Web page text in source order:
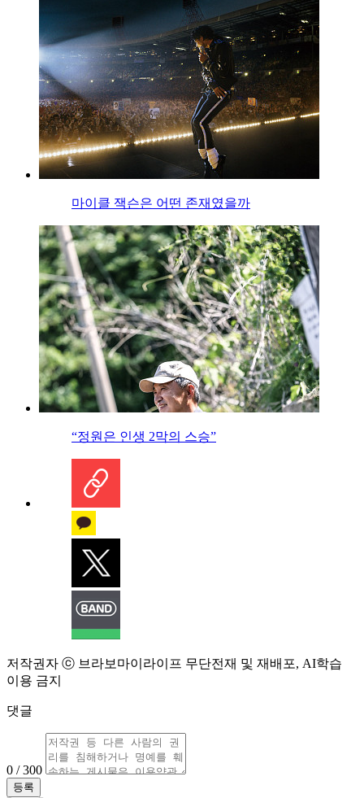
마이클 잭슨은 어떤 존재였을까
“정원은 인생 2막의 스승”
저작권자 ⓒ 브라보마이라이프 무단전재 및 재배포, AI학습
이용 금지
댓글
0 / 300